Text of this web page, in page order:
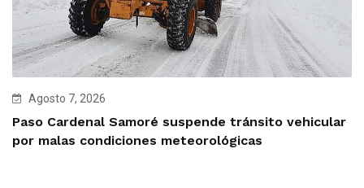
Agosto 7, 2026
Paso Cardenal Samoré suspende tránsito vehicular
por malas condiciones meteorológicas